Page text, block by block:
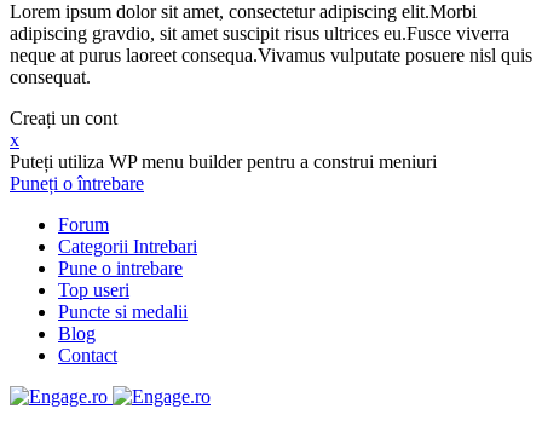
Lorem ipsum dolor sit amet, consectetur adipiscing elit.Morbi
adipiscing gravdio, sit amet suscipit risus ultrices eu.Fusce viverra
neque at purus laoreet consequa.Vivamus vulputate posuere nisl quis
consequat.
Creați un cont
x
Puteți utiliza WP menu builder pentru a construi meniuri
Puneți o întrebare
Forum
Categorii Intrebari
Pune o intrebare
Top useri
Puncte si medalii
Blog
Contact